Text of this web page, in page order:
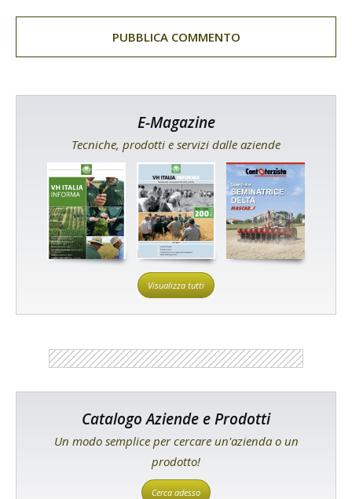
E-Magazine
Tecniche, prodotti e servizi dalle aziende
Visualizza tutti
Catalogo Aziende e Prodotti
Un modo semplice per cercare un'azienda o un
prodotto!
Cerca adesso